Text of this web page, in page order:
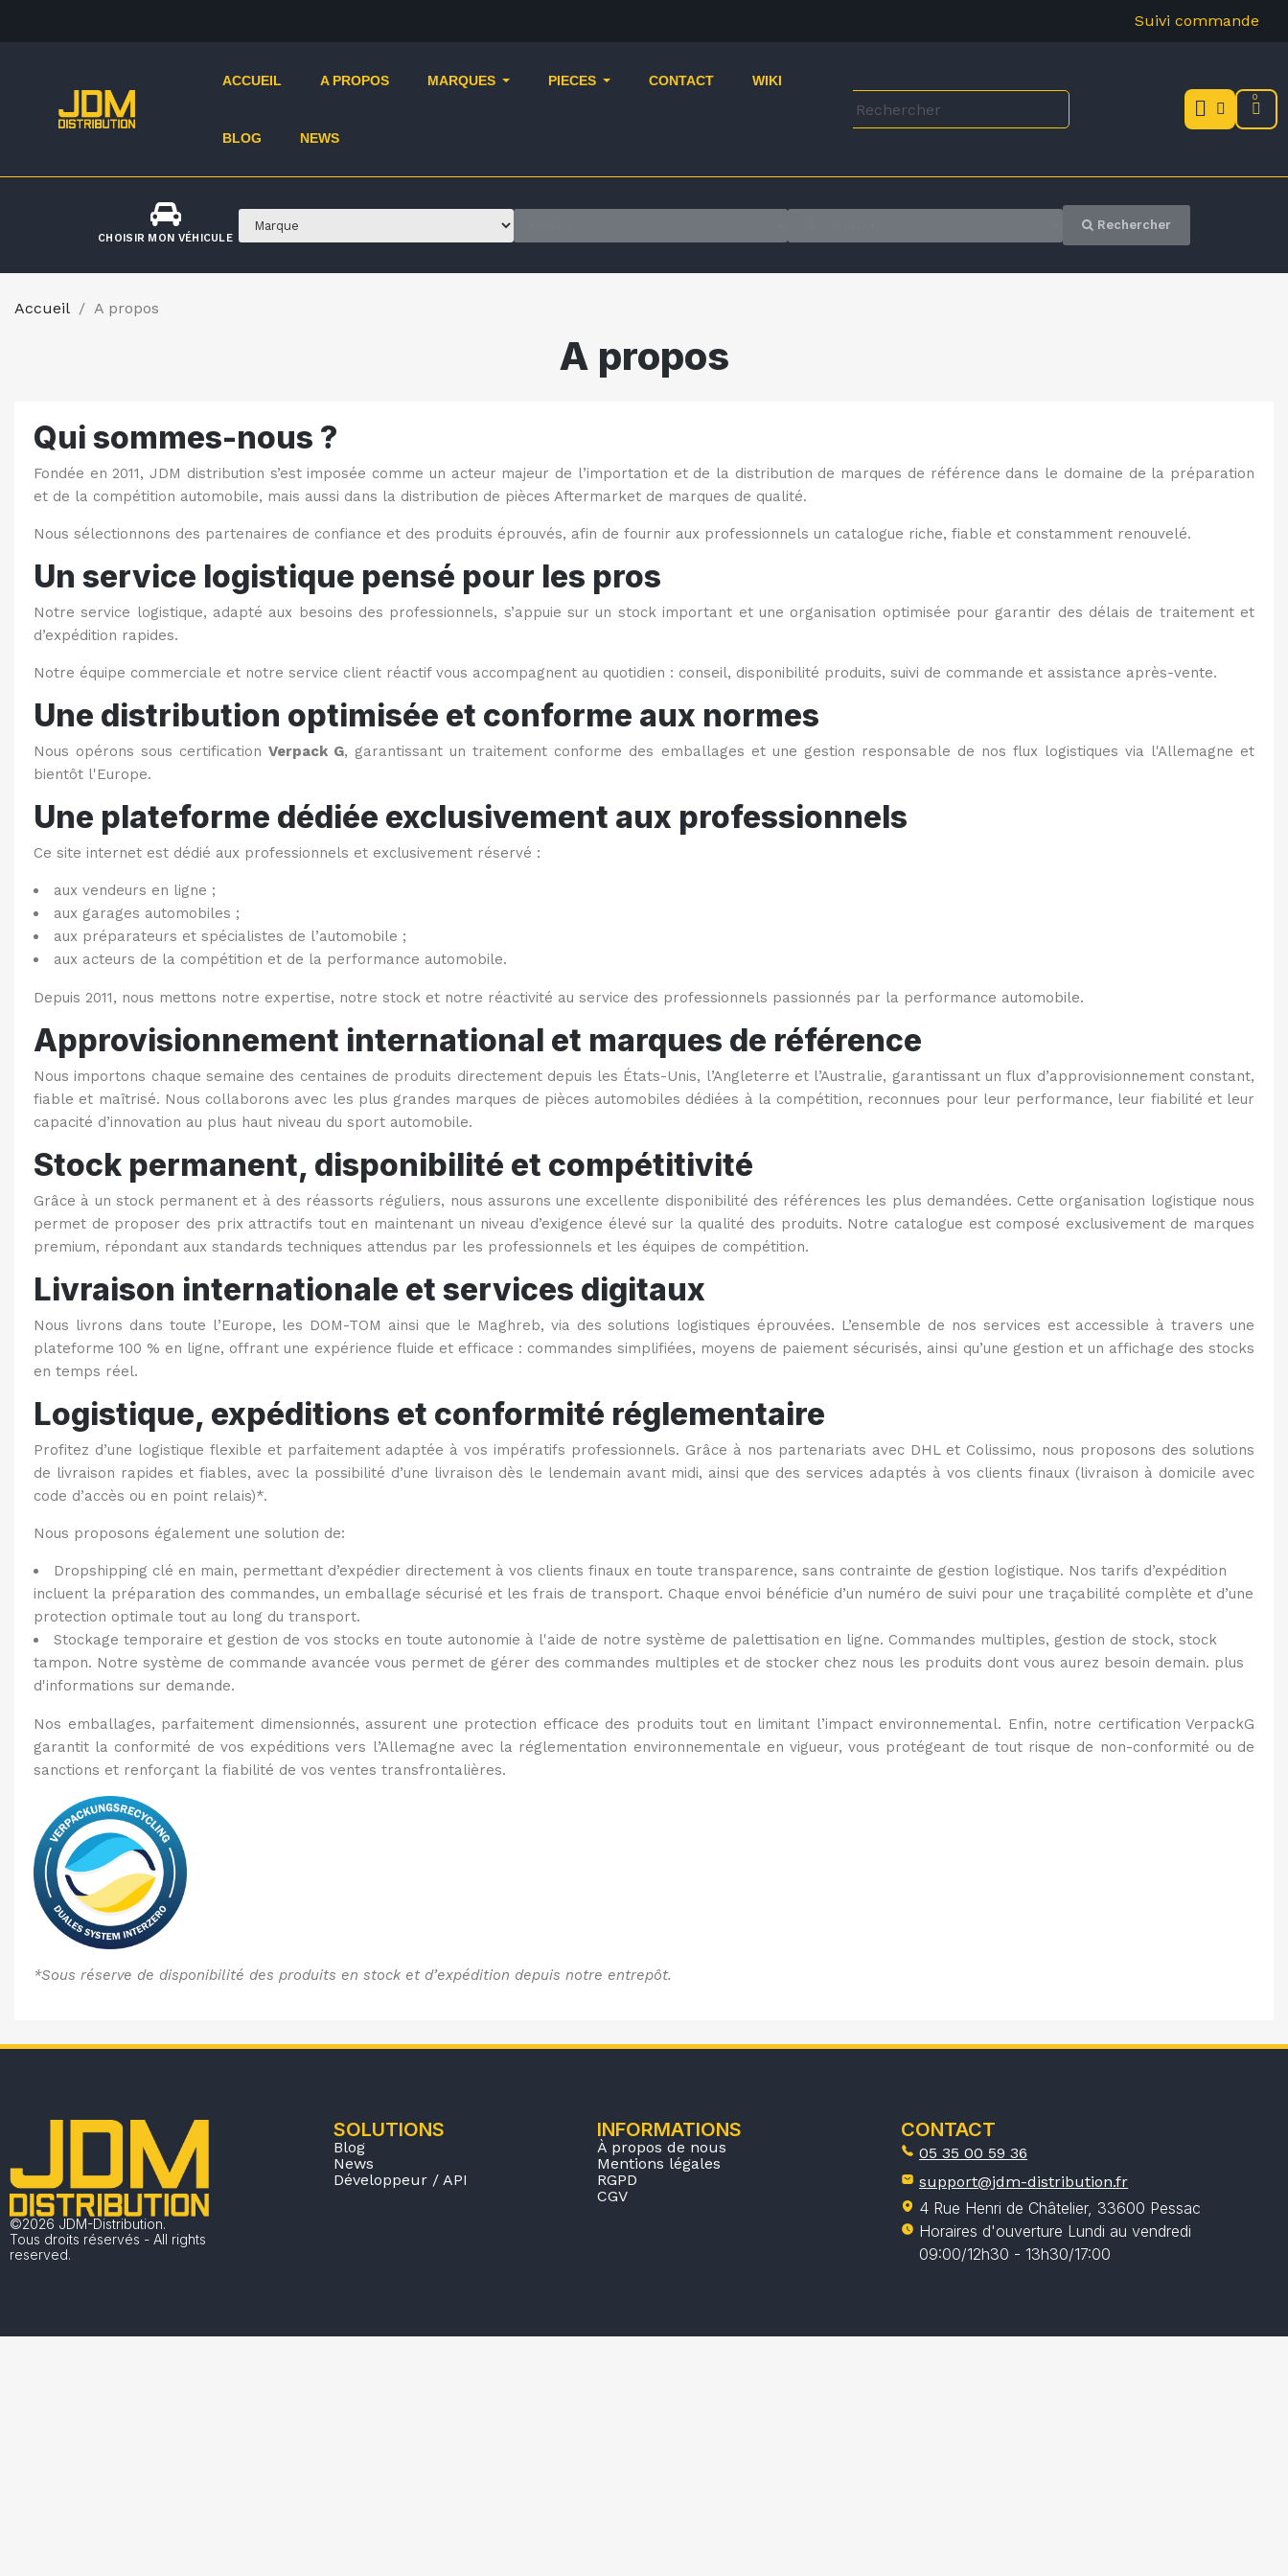
Suivi commande
ACCUEIL A PROPOS MARQUES PIECES CONTACT WIKI
BLOG NEWS
CHOISIR MON VÉHICULE
Rechercher
Accueil A propos
A propos
Qui sommes-nous ?
Fondée en 2011, JDM distribution s’est imposée comme un acteur majeur de l’importation et de la distribution de marques de référence dans le domaine de la préparation
et de la compétition automobile, mais aussi dans la distribution de pièces Aftermarket de marques de qualité.
Nous sélectionnons des partenaires de confiance et des produits éprouvés, afin de fournir aux professionnels un catalogue riche, fiable et constamment renouvelé.
Un service logistique pensé pour les pros
Notre service logistique, adapté aux besoins des professionnels, s’appuie sur un stock important et une organisation optimisée pour garantir des délais de traitement et
d’expédition rapides.
Notre équipe commerciale et notre service client réactif vous accompagnent au quotidien : conseil, disponibilité produits, suivi de commande et assistance après-vente.
Une distribution optimisée et conforme aux normes
Nous opérons sous certificationVerpack G, garantissant un traitement conforme des emballages et une gestion responsable de nos flux logistiques via l'Allemagne et
bientôt l'Europe.
Une plateforme dédiée exclusivement aux professionnels
Ce site internet est dédié aux professionnels et exclusivement réservé :
aux vendeurs en ligne ;
aux garages automobiles ;
aux préparateurs et spécialistes de l’automobile ;
aux acteurs de la compétition et de la performance automobile.
Depuis 2011, nous mettons notre expertise, notre stock et notre réactivité au service des professionnels passionnés par la performance automobile.
Approvisionnement international et marques de référence
Nous importons chaque semaine des centaines de produits directement depuis les États-Unis, l’Angleterre et l’Australie, garantissant un flux d’approvisionnement constant,
fiable et maîtrisé. Nous collaborons avec les plus grandes marques de pièces automobiles dédiées à la compétition, reconnues pour leur performance, leur fiabilité et leur
capacité d’innovation au plus haut niveau du sport automobile.
Stock permanent, disponibilité et compétitivité
Grâce à un stock permanent et à des réassorts réguliers, nous assurons une excellente disponibilité des références les plus demandées. Cette organisation logistique nous
permet de proposer des prix attractifs tout en maintenant un niveau d’exigence élevé sur la qualité des produits. Notre catalogue est composé exclusivement de marques
premium, répondant aux standards techniques attendus par les professionnels et les équipes de compétition.
Livraison internationale et services digitaux
Nous livrons dans toute l’Europe, les DOM-TOM ainsi que le Maghreb, via des solutions logistiques éprouvées. L’ensemble de nos services est accessible à travers une
plateforme 100 % en ligne, offrant une expérience fluide et efficace : commandes simplifiées, moyens de paiement sécurisés, ainsi qu’une gestion et un affichage des stocks
en temps réel.
Logistique, expéditions et conformité réglementaire
Profitez d’une logistique flexible et parfaitement adaptée à vos impératifs professionnels. Grâce à nos partenariats avec DHL et Colissimo, nous proposons des solutions
de livraison rapides et fiables, avec la possibilité d’une livraison dès le lendemain avant midi, ainsi que des services adaptés à vos clients finaux (livraison à domicile avec
code d’accès ou en point relais)*.
Nous proposons également une solution de:
Dropshipping clé en main, permettant d’expédier directement à vos clients finaux en toute transparence, sans contrainte de gestion logistique. Nos tarifs d’expédition
incluent la préparation des commandes, un emballage sécurisé et les frais de transport. Chaque envoi bénéficie d’un numéro de suivi pour une traçabilité complète et d’une
protection optimale tout au long du transport.
Stockage temporaire et gestion de vos stocks en toute autonomie à l'aide de notre système de palettisation en ligne. Commandes multiples, gestion de stock, stock
tampon. Notre système de commande avancée vous permet de gérer des commandes multiples et de stocker chez nous les produits dont vous aurez besoin demain. plus
d'informations sur demande.
Nos emballages, parfaitement dimensionnés, assurent une protection efficace des produits tout en limitant l’impact environnemental. Enfin, notre certification VerpackG
garantit la conformité de vos expéditions vers l’Allemagne avec la réglementation environnementale en vigueur, vous protégeant de tout risque de non-conformité ou de
sanctions et renforçant la fiabilité de vos ventes transfrontalières.
*Sous réserve de disponibilité des produits en stock et d’expédition depuis notre entrepôt.
©2026 JDM-Distribution.
Tous droits réservés - All rights
reserved.
SOLUTIONS
Blog
News
Développeur / API
INFORMATIONS
À propos de nous
Mentions légales
RGPD
CGV
CONTACT
05 35 00 59 36
support@jdm-distribution.fr
4 Rue Henri de Châtelier, 33600 Pessac
Horaires d'ouverture Lundi au vendredi
09:00/12h30 - 13h30/17:00